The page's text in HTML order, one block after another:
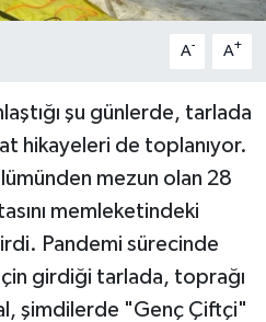
A- A+
şu günlerde, tarlada
hikayeleri de toplanıyor.
mezun olan 28
memleketindeki
Pandemi sürecinde
girdiği tarlada, toprağı
şimdilerde "Genç Çiftçi"